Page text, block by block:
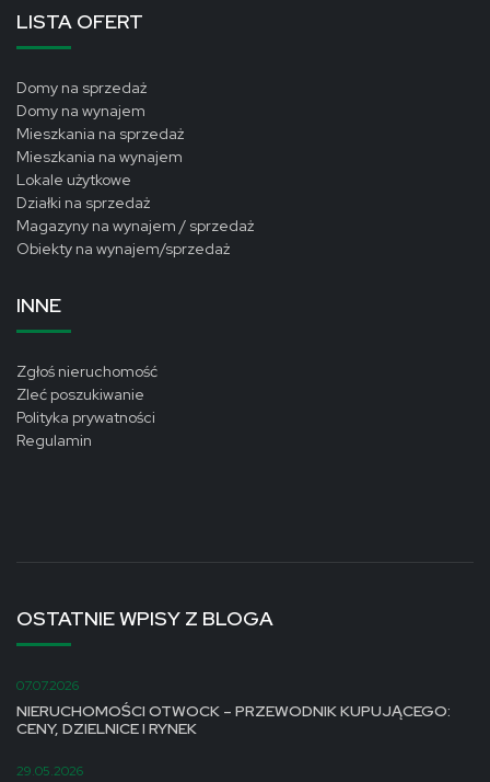
LISTA OFERT
Domy na sprzedaż
Domy na wynajem
Mieszkania na sprzedaż
Mieszkania na wynajem
Lokale użytkowe
Działki na sprzedaż
Magazyny na wynajem / sprzedaż
Obiekty na wynajem/sprzedaż
INNE
Zgłoś nieruchomość
Zleć poszukiwanie
Polityka prywatności
Regulamin
OSTATNIE WPISY Z BLOGA
07.07.2026
NIERUCHOMOŚCI OTWOCK – PRZEWODNIK KUPUJĄCEGO:
CENY, DZIELNICE I RYNEK
29.05.2026